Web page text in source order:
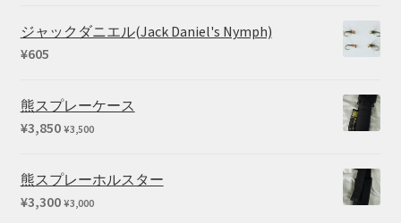
ジャックダニエル(Jack Daniel's Nymph)
¥605
熊スプレーケース
¥3,850 ¥3,500
熊スプレーホルスター
¥3,300 ¥3,000